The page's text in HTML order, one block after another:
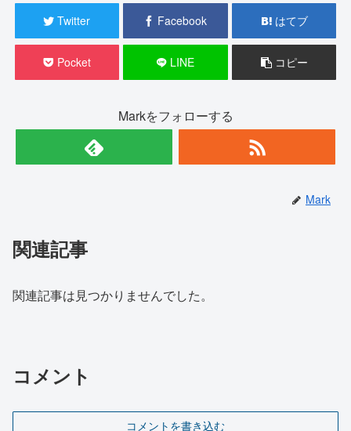
Twitter Facebook はてブ
Pocket LINE コピー
Markをフォローする
Mark
関連記事
関連記事は見つかりませんでした。
コメント
コメントを書き込む